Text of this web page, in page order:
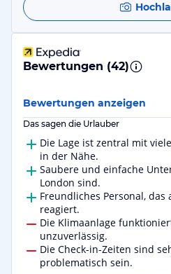
Bewertungen (42)
Bewertungen anzeigen
Das sagen die Urlauber
Die Lage ist zentral mit
in der Nähe.
Saubere und einfache
London sind.
Freundliches Personal,
reagiert.
Die Klimaanlage
unzuverlässig.
Die Check-in-Zeiten sind
problematisch sein.